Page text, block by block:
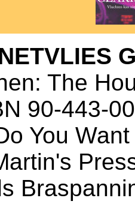
The
90-443-
You